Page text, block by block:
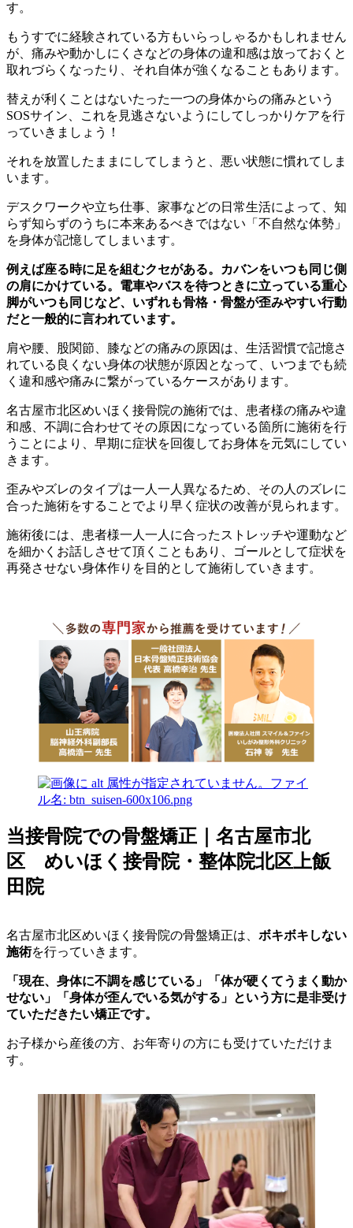
す。
もうすでに経験されている方もいらっしゃるかもしれません
が、痛みや動かしにくさなどの身体の違和感は放っておくと
取れづらくなったり、それ自体が強くなることもあります。
替えが利くことはないたった一つの身体からの痛みという
SOSサイン、これを見逃さないようにしてしっかりケアを行
っていきましょう！
それを放置したままにしてしまうと、悪い状態に慣れてしま
います。
デスクワークや立ち仕事、家事などの日常生活によって、知
らず知らずのうちに本来あるべきではない「不自然な体勢」
を身体が記憶してしまいます。
例えば座る時に足を組むクセがある。カバンをいつも同じ側
の肩にかけている。電車やバスを待つときに立っている重心
脚がいつも同じなど、いずれも骨格・骨盤が歪みやすい行動
だと一般的に言われています。
肩や腰、股関節、膝などの痛みの原因は、生活習慣で記憶さ
れている良くない身体の状態が原因となって、いつまでも続
く違和感や痛みに繋がっているケースがあります。
名古屋市北区めいほく接骨院の施術では、患者様の痛みや違
和感、不調に合わせてその原因になっている箇所に施術を行
うことにより、早期に症状を回復してお身体を元気にしてい
きます。
歪みやズレのタイプは一人一人異なるため、その人のズレに
合った施術をすることでより早く症状の改善が見られます。
施術後には、患者様一人一人に合ったストレッチや運動など
を細かくお話しさせて頂くこともあり、ゴールとして症状を
再発させない身体作りを目的として施術していきます。
当接骨院での骨盤矯正｜名古屋市北
区 めいほく接骨院・整体院北区上飯
田院
名古屋市北区めいほく接骨院の骨盤矯正は、 ボキボキしない
施術を行っていきます。
「現在、身体に不調を感じている」「体が硬くてうまく動か
せない」「身体が歪んでいる気がする」という方に是非受け
ていただきたい矯正です。
お子様から産後の方、お年寄りの方にも受けていただけま
す。